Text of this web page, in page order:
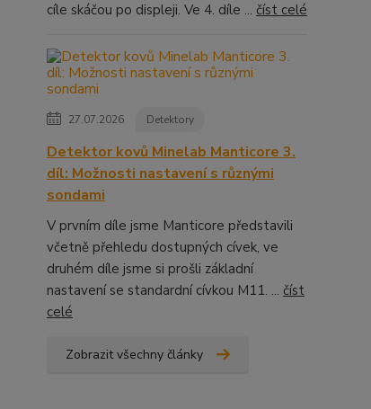
cíle skáčou po displeji. Ve 4. díle ... číst celé
27.07.2026 Detektory
Detektor kovů Minelab Manticore 3.
díl: Možnosti nastavení s různými
sondami
V prvním díle jsme Manticore představili
včetně přehledu dostupných cívek, ve
druhém díle jsme si prošli základní
nastavení se standardní cívkou M11. ... číst
celé
Zobrazit všechny články